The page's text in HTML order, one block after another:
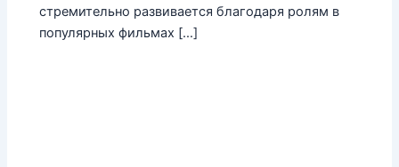
стремительно развивается благодаря ролям в
популярных фильмах […]